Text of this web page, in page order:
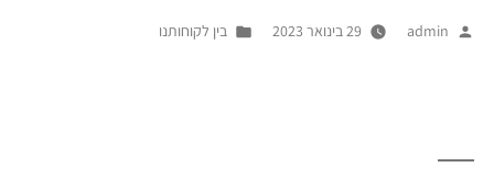
פורסם
admin 29 בינואר 2023
Posted
בין לקוחותנו